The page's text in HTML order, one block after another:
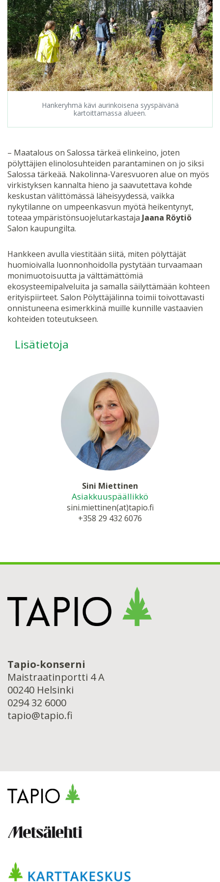
Hankeryhmä kävi aurinkoisena syyspäivänä
kartoittamassa alueen.
– Maatalous on Salossa tärkeä elinkeino, joten
pölyttäjien elinolosuhteiden parantaminen on jo siksi
Salossa tärkeää. Nakolinna-Varesvuoren alue on myös
virkistyksen kannalta hieno ja saavutettava kohde
keskustan välittömässä läheisyydessä, vaikka
nykytilanne on umpeenkasvun myötä heikentynyt,
toteaa ympäristönsuojelutarkastaja Jaana Röytiö
Salon kaupungilta.
Hankkeen avulla viestitään siitä, miten pölyttäjät
huomioivalla luonnonhoidolla pystytään turvaamaan
monimuotoisuutta ja välttämättömiä
ekosysteemipalveluita ja samalla säilyttämään kohteen
erityispiirteet. Salon Pölyttäjälinna toimii toivottavasti
onnistuneena esimerkkinä muille kunnille vastaavien
kohteiden toteutukseen.
Lisätietoja
Sini Miettinen
Asiakkuuspäällikkö
sini.miettinen(at)tapio.fi
+358 29 432 6076
Tapio-konserni
Maistraatinportti 4 A
00240 Helsinki
0294 32 6000
tapio@tapio.fi